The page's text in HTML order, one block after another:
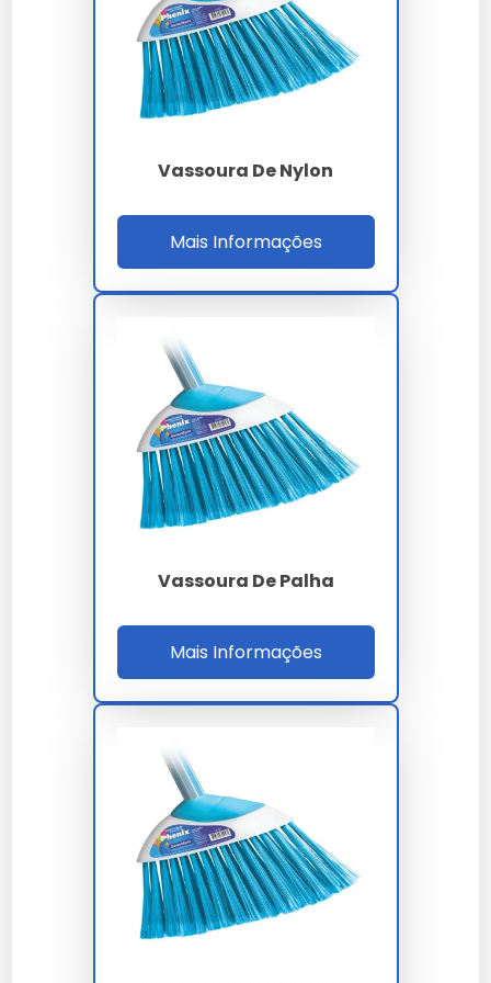
Como Recuperar Vassoura de
Como Desembaraçar as Cerdas
Use um pente fino para desembaraçar cerdas
emaranhadas, garantindo a eficiência da vassoura.
Perguntas Frequentes Sobre
Vassouras de Pelo
O que é vassoura de pelo
sintético?
É uma vassoura feita com cerdas artificiais,
Qual o preço da vassoura de
Como é a vassoura de pelo?
Possui cerdas macias e flexíveis, ideais para
superfícies sensíveis.
Qual é a melhor vassoura de
Vassoura De Nylon
Mais Informações
Vassoura De Palha
Mais Informações